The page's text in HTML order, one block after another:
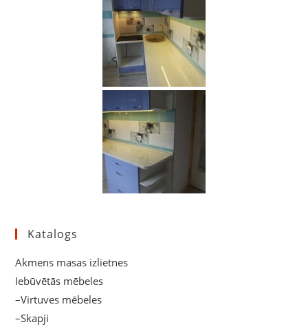
Katalogs
Akmens masas izlietnes
Iebūvētās mēbeles
–Virtuves mēbeles
–Skapji